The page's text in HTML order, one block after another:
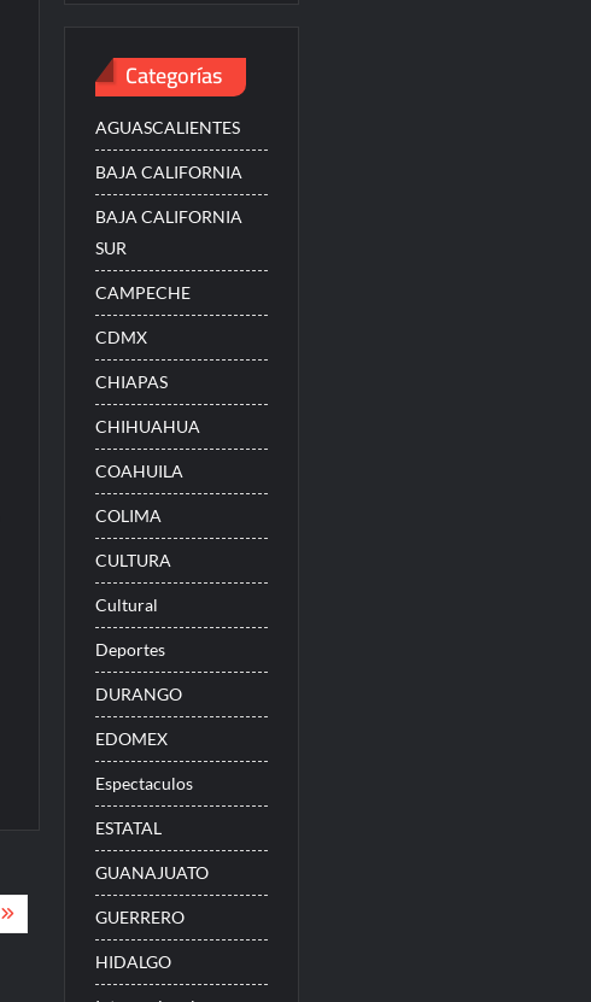
Categorías
AGUASCALIENTES
BAJA CALIFORNIA
BAJA CALIFORNIA
SUR
CAMPECHE
CDMX
CHIAPAS
CHIHUAHUA
COAHUILA
COLIMA
CULTURA
Cultural
Deportes
DURANGO
EDOMEX
Espectaculos
ESTATAL
GUANAJUATO
GUERRERO
HIDALGO